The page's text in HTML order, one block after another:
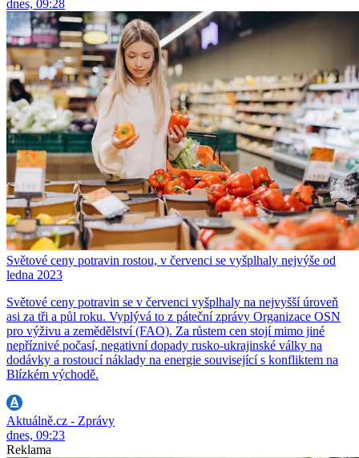
dnes, 09:28
Světové ceny potravin rostou, v červenci se vyšplhaly nejvýše od
ledna 2023
Světové ceny potravin se v červenci vyšplhaly na nejvyšší úroveň
asi za tři a půl roku. Vyplývá to z páteční zprávy Organizace OSN
pro výživu a zemědělství (FAO). Za růstem cen stojí mimo jiné
nepříznivé počasí, negativní dopady rusko-ukrajinské války na
dodávky a rostoucí náklady na energie související s konfliktem na
Blízkém východě.
Aktuálně.cz - Zprávy
dnes, 09:23
Reklama